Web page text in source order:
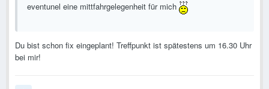
eventunel eine mittfahrgelegenheit für mich
Du bist schon fix eingeplant! Treffpunkt ist spätestens um 16.30 Uhr
bei mir!